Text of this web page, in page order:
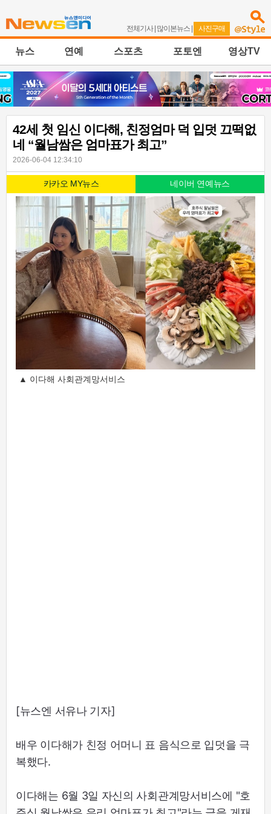
전체기사| 많이본뉴스 | 사진구매
뉴스 연예 스포츠 포토엔 영상TV
42세 첫 임신 이다해, 친정엄마 덕 입덧 끄떡없
네 “월남쌈은 엄마표가 최고”
2026-06-04 12:34:10
카카오 MY뉴스 네이버 연예뉴스
▲ 이다해 사회관계망서비스
[뉴스엔 서유나 기자]
배우 이다해가 친정 어머니 표 음식으로 입덧을 극
복했다.
이다해는 6월 3일 자신의 사회관계망서비스에 "호